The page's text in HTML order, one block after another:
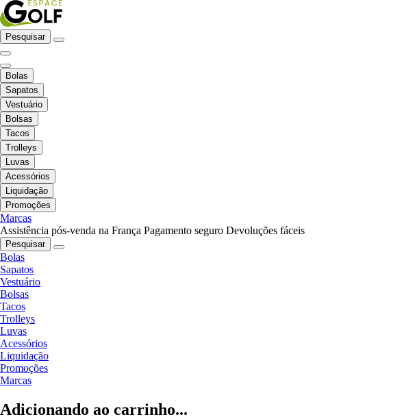
Pesquisar
Bolas
Sapatos
Vestuário
Bolsas
Tacos
Trolleys
Luvas
Acessórios
Liquidação
Promoções
Marcas
Assistência pós-venda na França Pagamento seguro Devoluções fáceis
Pesquisar
Bolas
Sapatos
Vestuário
Bolsas
Tacos
Trolleys
Luvas
Acessórios
Liquidação
Promoções
Marcas
Adicionando ao carrinho...